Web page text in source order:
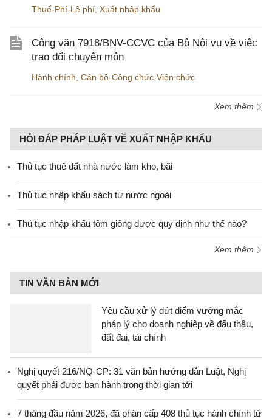
Thuế-Phí-Lệ phí Xuất nhập khẩu
Công văn 7918/BNV-CCVC của Bộ Nội vụ về việc
trao đổi chuyên môn
Hành chính Cán bộ-Công chức-Viên chức
Xem thêm
HỎI ĐÁP PHÁP LUẬT VỀ XUẤT NHẬP KHẨU
Thủ tục thuê đất nhà nước làm kho, bãi
Thủ tục nhập khẩu sách từ nước ngoài
Thủ tục nhập khẩu tôm giống được quy định như thế nào?
Xem thêm
TIN VĂN BẢN MỚI
Yêu cầu xử lý dứt điểm vướng mắc
pháp lý cho doanh nghiệp về đấu thầu,
đất đai, tài chính
Nghị quyết 216/NQ-CP: 31 văn bản hướng dẫn Luật, Nghị
quyết phải được ban hành trong thời gian tới
7 tháng đầu năm 2026, đã phân cấp 408 thủ tục hành chính từ